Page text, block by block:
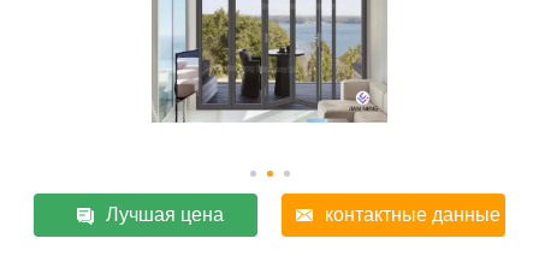
Лучшая цена контактные данные